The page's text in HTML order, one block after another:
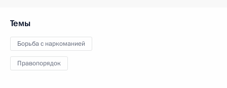
Темы
Борьба с наркоманией
Правопорядок